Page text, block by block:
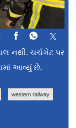
નથી. ચર્ચગેટ પર
આવ્યું છે.
western railway